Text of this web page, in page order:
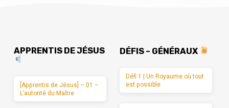
APPRENTIS DE JÉSUS
[Apprentis de Jésus] – 01 –
L’autorité du Maître
DÉFIS – GÉNÉRAUX
Défi 1 | Un Royaume où tout
est possible